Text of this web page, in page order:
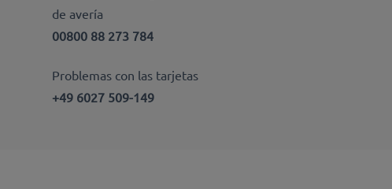
de avería
00800 88 273 784
Problemas con las tarjetas
+49 6027 509-149